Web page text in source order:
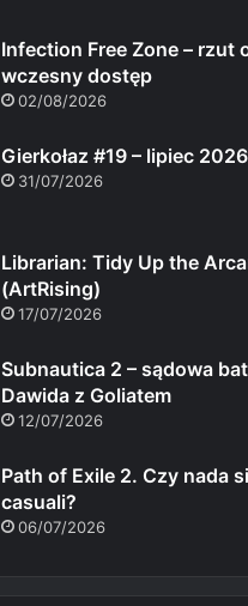
Infection Free Zone – rzut
wczesny dostęp
02/08/2026
Gierkołaz #19 – lipiec 2026
31/07/2026
Librarian: Tidy Up the
(ArtRising)
17/07/2026
Subnautica 2 – sądowa
Dawida z Goliatem
12/07/2026
Path of Exile 2. Czy nada
casuali?
06/07/2026